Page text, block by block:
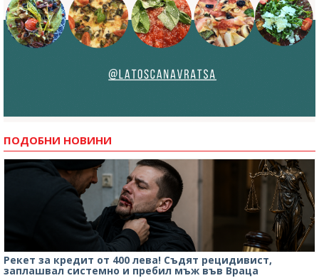
ПОДОБНИ НОВИНИ
Рекет за кредит от 400 лева! Съдят рецидивист,
заплашвал системно и пребил мъж във Враца